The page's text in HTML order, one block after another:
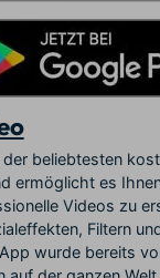
beliebtesten
ermöglicht es
Videos zu
Filtern
wurde bereits